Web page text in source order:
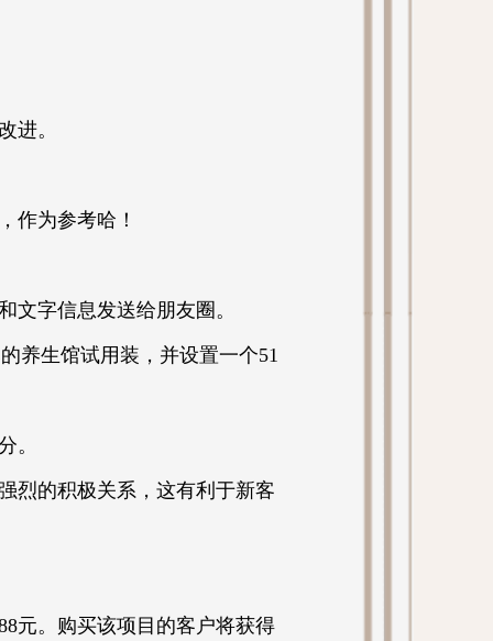
进。
作为参考哈！
文字信息发送给朋友圈。
养生馆试用装，并设置一个51
。
烈的积极关系，这有利于新客
元。购买该项目的客户将获得